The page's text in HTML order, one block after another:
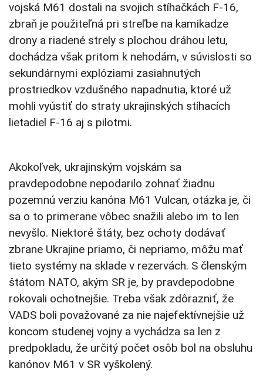
vojská M61 dostali na svojich stíhačkách F-16,
zbraň je použiteľná pri streľbe na kamikadze
drony a riadené strely s plochou dráhou letu,
dochádza však pritom k nehodám, v súvislosti so
sekundárnymi explóziami zasiahnutých
prostriedkov vzdušného napadnutia, ktoré už
mohli vyústiť do straty ukrajinských stíhacích
lietadiel F-16 aj s pilotmi.
Akokoľvek, ukrajinským vojskám sa
pravdepodobne nepodarilo zohnať žiadnu
pozemnú verziu kanóna M61 Vulcan, otázka je, či
sa o to primerane vôbec snažili alebo im to len
nevyšlo. Niektoré štáty, bez ochoty dodávať
zbrane Ukrajine priamo, či nepriamo, môžu mať
tieto systémy na sklade v rezervách. S členským
štátom NATO, akým SR je, by pravdepodobne
rokovali ochotnejšie. Treba však zdôrazniť, že
VADS boli považované za nie najefektívnejšie už
koncom studenej vojny a vychádza sa len z
predpokladu, že určitý počet osôb bol na obsluhu
kanónov M61 v SR vyškolený.